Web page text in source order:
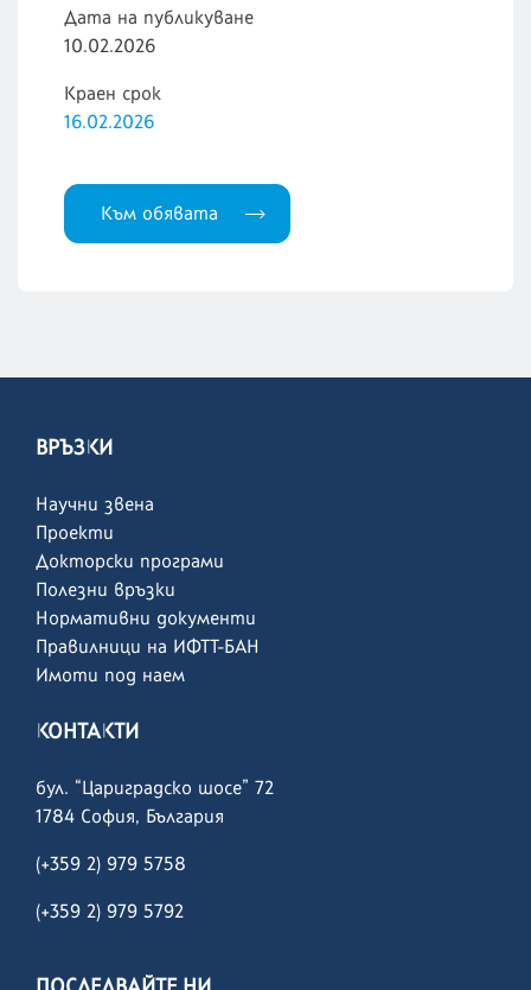
Дата на публикуване
10.02.2026
Краен срок
16.02.2026
Към обявата
ВРЪЗКИ
Научни звена
Проекти
Докторски програми
Полезни връзки
Нормативни документи
Правилници на ИФТТ-БАН
Имоти под наем
КОНТАКТИ
бул. “Цариградско шосе” 72
1784 София, България
(+359 2) 979 5758
(+359 2) 979 5792